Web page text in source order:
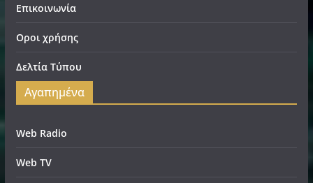
Επικοινωνία
Οροι χρήσης
Δελτία Τύπου
Αγαπημένα
Web Radio
Web TV